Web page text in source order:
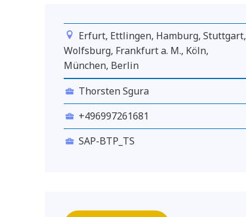
Erfurt, Ettlingen, Hamburg, Stuttgart,
Wolfsburg, Frankfurt a. M., Köln,
München, Berlin
Thorsten Sgura
+496997261681
SAP-BTP_TS